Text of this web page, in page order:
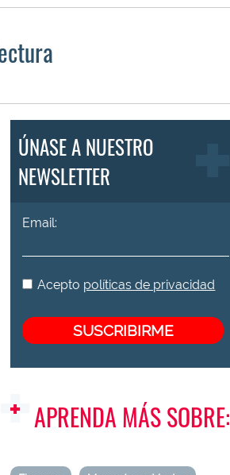
ÚNASE A NUESTRO
NEWSLETTER
Email:
Acepto políticas de privacidad
APRENDA MÁS SOBRE: